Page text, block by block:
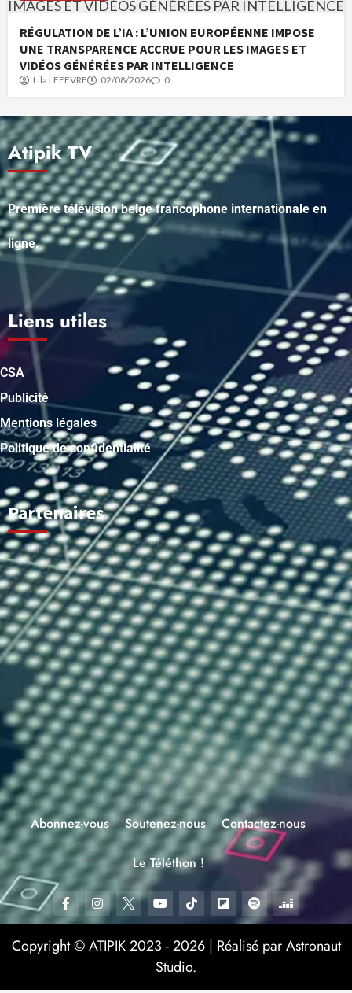
RÉGULATION DE L’IA : L’UNION EUROPÉENNE IMPOSE
UNE TRANSPARENCE ACCRUE POUR LES IMAGES ET
VIDÉOS GÉNÉRÉES PAR INTELLIGENCE
Lila LEFEVRE 02/08/2026 0
Atipik TV
Première télévision belge francophone internationale en
ligne.
Liens utiles
CSA
Publicité
Mentions légales
Politique de confidentialité
Partenaires
Abonnez-vous Soutenez-nous Contactez-nous
Le Téléthon !
Copyright © ATIPIK 2023 - 2026 | Réalisé par Astronaut
Studio.